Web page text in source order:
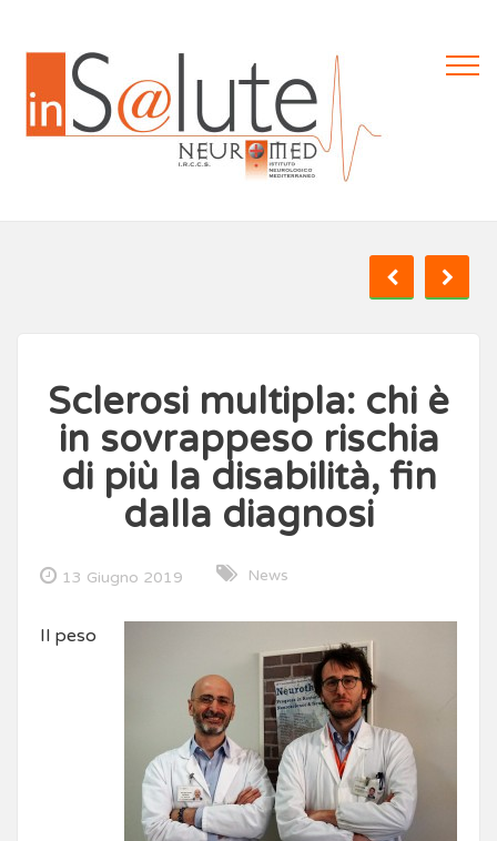
Sclerosi multipla: chi è
in sovrappeso rischia
di più la disabilità, fin
dalla diagnosi
13 Giugno 2019 News
Il peso